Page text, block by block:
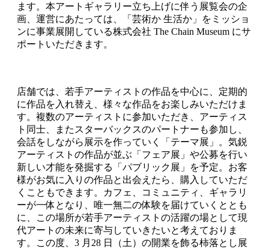
ます。本アートギャラリー立ち上げに伴う展覧会の企
画、運営にあたっては、「芸術か 生活か」をミッショ
ンに事業展開している株式会社 The Chain Museum にサ
ポートいただきます。
店舗では、若手アーティストの作品を中心に、定期的
に作品を入れ替え、様々な作品をお楽しみいただけま
す。複数のアーティストに参加いただき、アーティス
ト同士、またスターバックスのパートナーも参加し、
会話をしながら展示を作っていく「テーマ展」。気鋭
アーティストの作品が並ぶ「フェア展」や公募を行い
新しい才能を発掘する「パブリック展」を予定。お客
様がお気に入りの作品と出会えたら、購入していただ
くこともできます。カフェ、コミュニティ、ギャラリ
ーが一体となり、唯一無二の体験を届けていくととも
に、この場所が若手アーティストの活躍の場として現
代アートの未来に寄与していきたいと考えておりま
す。この度、3 月28 日（土）の開業を飾る柿落とし展